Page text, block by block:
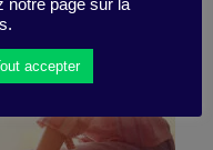
notre page sur la
accepter